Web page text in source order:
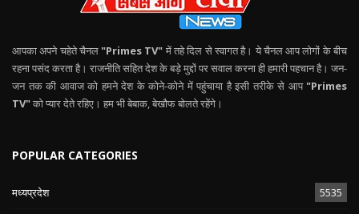
आपका अपने चहेते चैनल "Primes TV" में तहे दिल से स्वागत है। ये चैनल आप लोगों के बीच
रहना पसंद करता है। राजनीति सहित देश के बड़े मुद्दों पर सवाल करना ही हमारी पहचान है। जन-
जन तक की आवाज को हमने देश के कोने-कोने में पहुंचाया है इसी तरीके से आप "Primes
TV"को प्यार देते रहिए। हम भी बेबाक, बेखौफ बोलते रहेंगे।
POPULAR CATEGORIES
मध्यप्रदेश 5535